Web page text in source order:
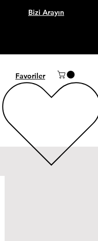
Bizi Arayın
Favoriler